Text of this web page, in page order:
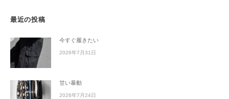
最近の投稿
今すぐ履きたい
2026年7月31日
甘い暴動
2026年7月24日